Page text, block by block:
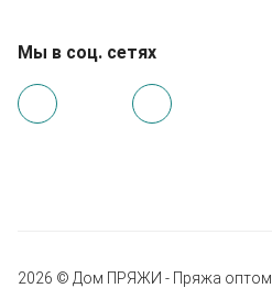
Мы в соц. сетях
2026 © Дом ПРЯЖИ - Пряжа оптом